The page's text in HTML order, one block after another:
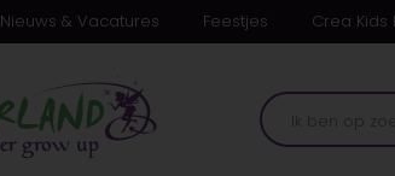
Nieuws & Vacatures Feestjes Crea Kids